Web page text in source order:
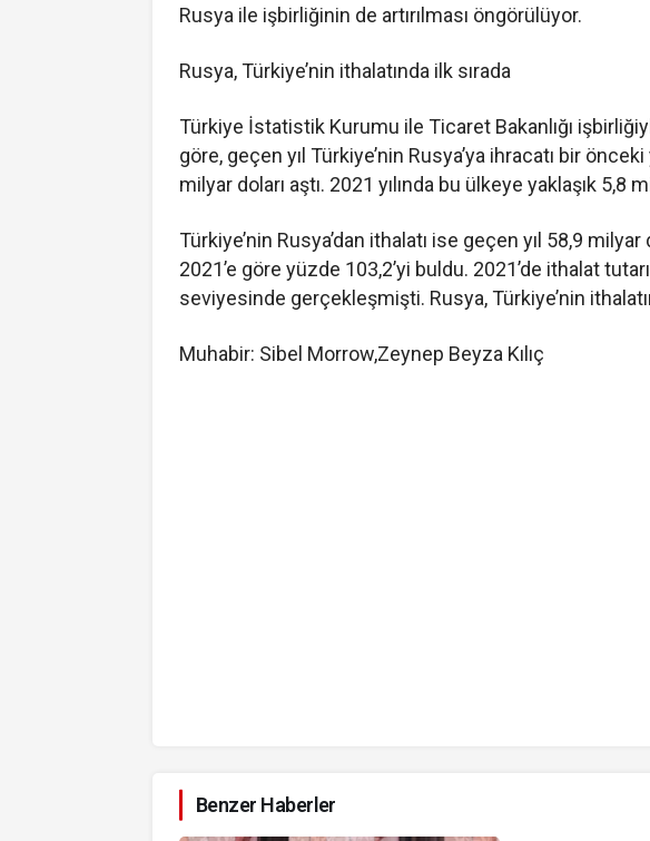
Rusya ile işbirliğinin de artırılması öngörülüyor.
Rusya, Türkiye’nin ithalatında ilk sırada
Türkiye İstatistik Kurumu ile Ticaret Bakanlığı
göre, geçen yıl Türkiye’nin Rusya’ya ihracatı bir
milyar doları aştı. 2021 yılında bu ülkeye yaklaşık 5,8
Türkiye’nin Rusya’dan ithalatı ise geçen yıl 58,9
2021’e göre yüzde 103,2’yi buldu. 2021’de ithalat
seviyesinde gerçekleşmişti. Rusya, Türkiye’nin
Muhabir: Sibel Morrow,Zeynep Beyza Kılıç
Benzer Haberler